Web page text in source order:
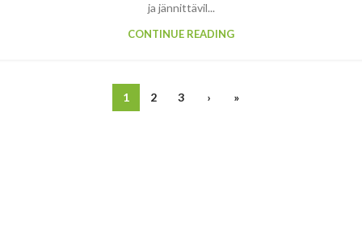
ja jännittävil...
CONTINUE READING
1 2 3 › »